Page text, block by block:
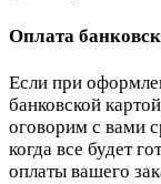
Оплата
Если при
банковской
оговорим с вами
когда все будет
оплаты вашего